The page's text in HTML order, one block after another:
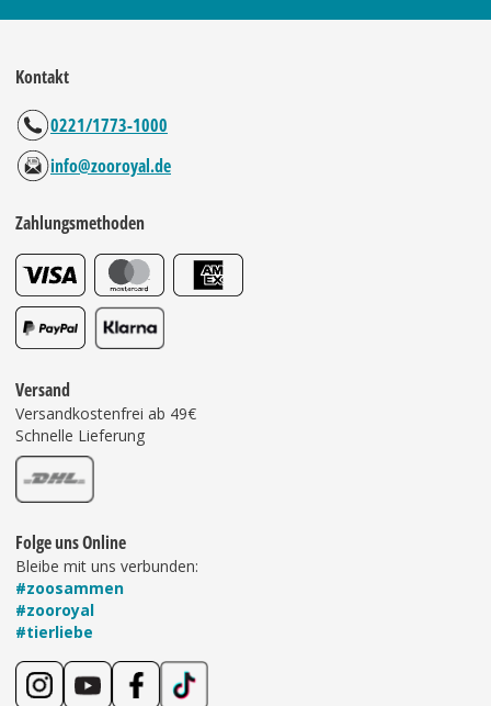
Kontakt
0221/1773-1000
info@zooroyal.de
Zahlungsmethoden
Versand
Versandkostenfrei ab 49€
Schnelle Lieferung
Folge uns Online
Bleibe mit uns verbunden:
#zoosammen
#zooroyal
#tierliebe